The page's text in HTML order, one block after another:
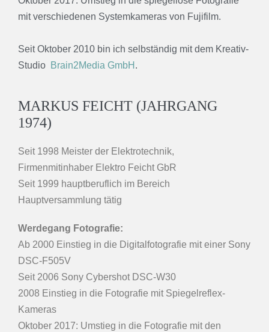
mit verschiedenen Systemkameras von Fujifilm.
Seit Oktober 2010 bin ich selbständig mit dem Kreativ-
Studio Brain2Media GmbH .
MARKUS FEICHT (JAHRGANG
1974)
Seit 1998 Meister der Elektrotechnik,
Firmenmitinhaber Elektro Feicht GbR
Seit 1999 hauptberuflich im Bereich
Hauptversammlung tätig
Werdegang Fotografie:
Ab 2000 Einstieg in die Digitalfotografie mit einer Sony
DSC-F505V
Seit 2006 Sony Cybershot DSC-W30
2008 Einstieg in die Fotografie mit Spiegelreflex-
Kameras
Oktober 2017: Umstieg in die Fotografie mit den